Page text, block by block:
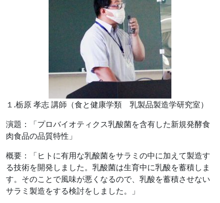
１.栃原 孝志 講師（食と健康学類 乳製品製造学研究室）
演題：「プロバイオティクス乳酸菌を含有した新規発酵食
肉食品の品質特性」
概要：「ヒトに有用な乳酸菌をサラミの中に加えて製造す
る技術を開発しました。乳酸菌は生育中に乳酸を蓄積しま
す。そのことで風味が悪くなるので、乳酸を蓄積させない
サラミ製造をする検討をしました。」